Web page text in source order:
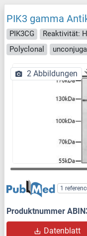
PIK3 gamma
PIK3CG Reaktivität:
Polyclonal
2 Abbildungen
1
Produktnummer
Datenblatt